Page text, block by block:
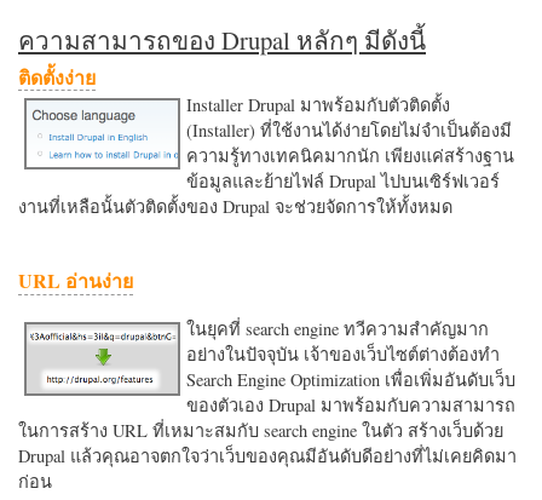
ความสามารถของ Drupal หลักๆ มีดังนี้
ติดตั้งง่าย
Installer Drupal มาพร้อมกับตัวติดตั้ง
(Installer) ที่ใช้งานได้ง่ายโดยไม่จำเป็นต้องมี
ความรู้ทางเทคนิคมากนัก เพียงแค่สร้างฐาน
ข้อมูลและย้ายไฟล์ Drupal ไปบนเซิร์ฟเวอร์
งานที่เหลือนั้นตัวติดตั้งของ Drupal จะช่วยจัดการให้ทั้งหมด
URL อ่านง่าย
ในยุคที่ search engine ทวีความสำคัญมาก
อย่างในปัจจุบัน เจ้าของเว็บไซต์ต่างต้องทำ
Search Engine Optimization เพื่อเพิ่มอันดับเว็บ
ของตัวเอง Drupal มาพร้อมกับความสามารถ
ในการสร้าง URL ที่เหมาะสมกับ search engine ในตัว สร้างเว็บด้วย
Drupal แล้วคุณอาจตกใจว่าเว็บของคุณมีอันดับดีอย่างที่ไม่เคยคิดมา
ก่อน